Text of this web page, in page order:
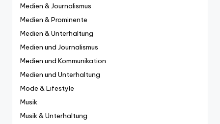
Medien & Journalismus
Medien & Prominente
Medien & Unterhaltung
Medien und Journalismus
Medien und Kommunikation
Medien und Unterhaltung
Mode & Lifestyle
Musik
Musik & Unterhaltung